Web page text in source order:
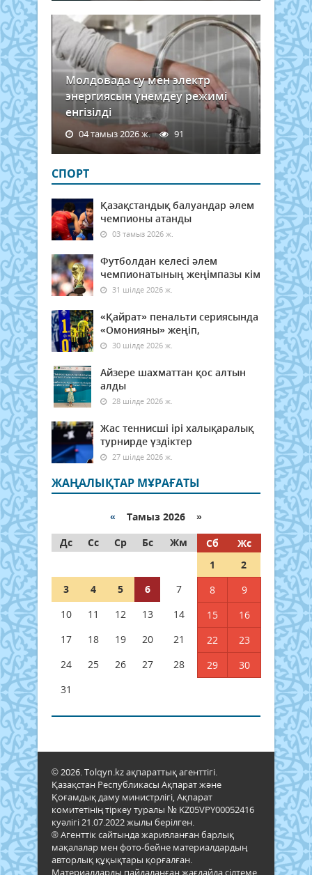
Молдовада су мен электр
энергиясын үнемдеу режимі
енгізілді
04 тамыз 2026 ж. 91
СПОРТ
Қазақстандық балуандар әлем
чемпионы атанды
03 тамыз 2026 ж.
Футболдан келесі әлем
чемпионатының жеңімпазы кім
31 шілде 2026 ж.
«Қайрат» пенальти сериясында
«Омонияны» жеңіп,
30 шілде 2026 ж.
Айзере шахматтан қос алтын
алды
28 шілде 2026 ж.
Жас теннисші ірі халықаралық
турнирде үздіктер
27 шілде 2026 ж.
ЖАҢАЛЫҚТАР МҰРАҒАТЫ
« Тамыз 2026 »
Дс
Сс Ср Бс Жм Сб
Жс
1
2
3
4 5 6 7 8
9
10
11 12 13 14 15
16
17
18 19 20 21 22
23
24
25 26 27 28 29
30
31
© 2026. Tolqyn.kz ақпараттық агенттігі.
Қазақстан Республикасы Ақпарат және
Қоғамдық даму министрлігі, Ақпарат
комитетінің тіркеу туралы № KZ05VPY00052416
куәлігі 21.07.2022 жылы берілген.
® Агенттік сайтында жарияланған барлық
мақалалар мен фото-бейне материалдардың
авторлық құқықтары қорғалған.
Материалдарды пайдаланған жағдайда сілтеме